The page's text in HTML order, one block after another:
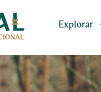
Explorar